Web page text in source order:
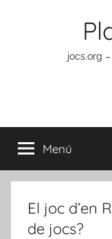
jocs.org
Menú
El joc d’en
de jocs?